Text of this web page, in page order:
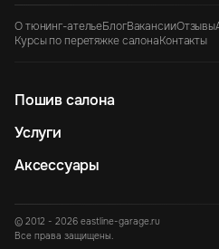
О тюнинг-ательеБлогВакансииОтзывы
Курсы по перетяжке салонаКонтакты
Пошив салона
Услуги
Аксессуары
© 2012 - 2026 eastline-garage.ru
Все права защищены.